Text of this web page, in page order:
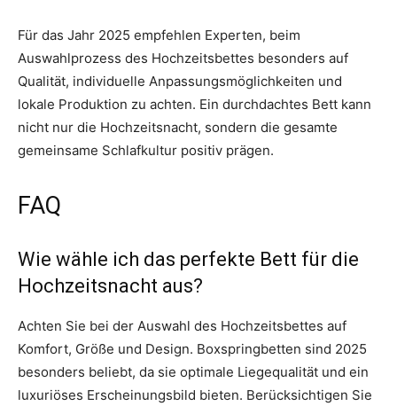
Für das Jahr 2025 empfehlen Experten, beim
Auswahlprozess des Hochzeitsbettes besonders auf
Qualität, individuelle Anpassungsmöglichkeiten und
lokale Produktion zu achten. Ein durchdachtes Bett kann
nicht nur die Hochzeitsnacht, sondern die gesamte
gemeinsame Schlafkultur positiv prägen.
FAQ
Wie wähle ich das perfekte Bett für die
Hochzeitsnacht aus?
Achten Sie bei der Auswahl des Hochzeitsbettes auf
Komfort, Größe und Design. Boxspringbetten sind 2025
besonders beliebt, da sie optimale Liegequalität und ein
luxuriöses Erscheinungsbild bieten. Berücksichtigen Sie